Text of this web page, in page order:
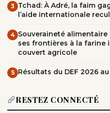
3 Tchad: À Adré, la faim
l’aide internationale
4 Souveraineté
ses frontières à la farine
couvert agricole
5 Résultats du DEF 2026
RESTEZ CONNECTÉ